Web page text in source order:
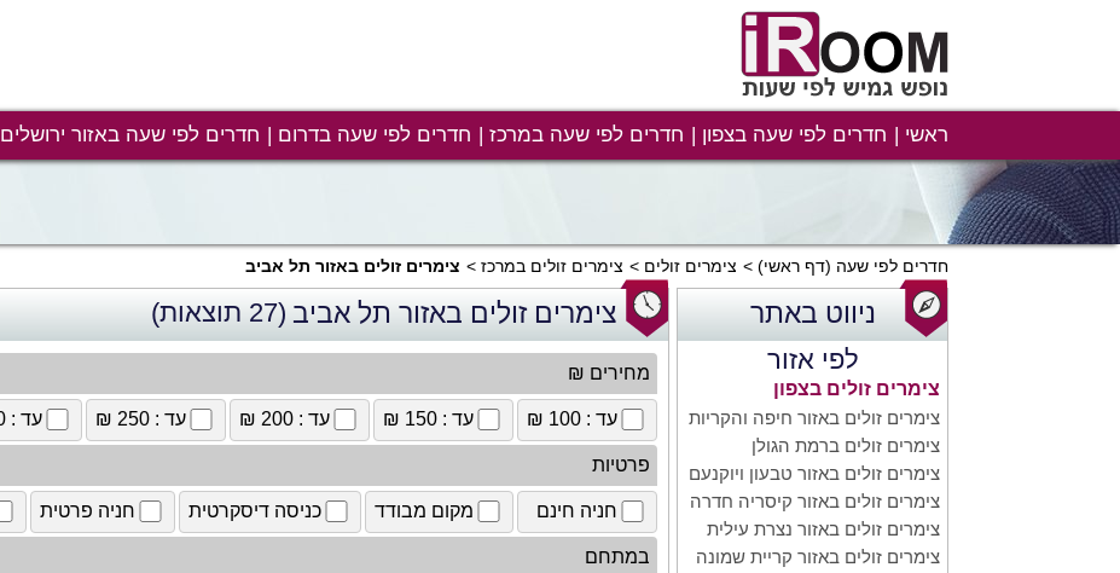
ראשי חדרים לפי שעה בצפון חדרים לפי שעה במרכז חדרים לפי שעה בדרום חדרים לפי שעה באזור ירושלים
חדרים לפי שעה (דף ראשי) צימרים זולים צימרים זולים במרכז צימרים זולים באזור תל אביב
ניווט באתר
לפי אזור
צימרים זולים בצפון
צימרים זולים באזור חיפה והקריות
צימרים זולים ברמת הגולן
צימרים זולים באזור טבעון ויוקנעם
צימרים זולים באזור קיסריה חדרה
צימרים זולים באזור נצרת עילית
צימרים זולים באזור קריית שמונה
צימרים זולים באזור תל אביב (27 תוצאות)
מחירים ₪
עד : 100 ₪ עד : 150 ₪ עד : 200 ₪ עד : 250 ₪ עד : 300 ₪
פרטיות
חניה חינם מקום מבודד כניסה דיסקרטית חניה פרטית
במתחם